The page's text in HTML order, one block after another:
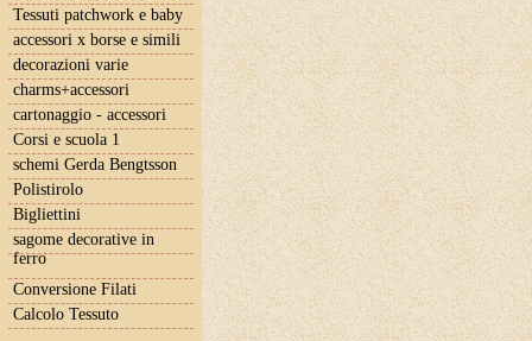
Tessuti patchwork e baby
accessori x borse e simili
decorazioni varie
charms+accessori
cartonaggio - accessori
Corsi e scuola 1
schemi Gerda Bengtsson
Polistirolo
Bigliettini
sagome decorative in
ferro
Conversione Filati
Calcolo Tessuto